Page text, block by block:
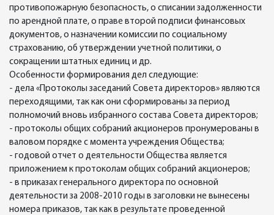
противопожарную безопасность, о списании задолженности
по арендной плате, о праве второй подписи финансовых
документов, о назначении комиссии по социальному
страхованию, об утверждении учетной политики, о
сокращении штатных единиц и др.
Особенности формирования дел следующие:
- дела «Протоколы заседаний Совета директоров» являются
переходящими, так как они сформированы за период
полномочий вновь избранного состава Совета директоров;
- протоколы общих собраний акционеров пронумерованы в
валовом порядке с момента учреждения Общества;
- годовой отчет о деятельности Общества является
приложением к протоколам общих собраний акционеров;
- в приказах генерального директора по основной
деятельности за 2008-2010 годы в заголовки не вынесены
номера приказов, так как в результате проведенной